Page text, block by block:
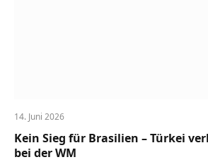
14. Juni 2026
Kein Sieg für Brasilien – Türkei
bei der WM